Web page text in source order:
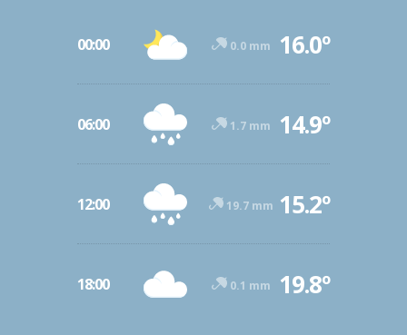
00:00 0.0 mm 16.0º
06:00 1.7 mm 14.9º
12:00 19.7 mm 15.2º
18:00 0.1 mm 19.8º